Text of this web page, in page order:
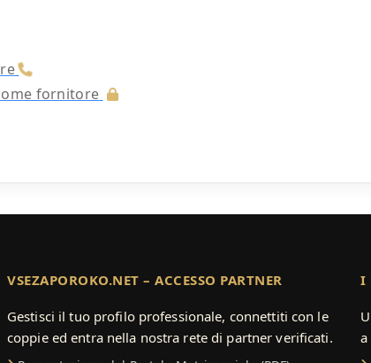
fornitore
VSEZAPOROKO.NET – ACCESSO PARTNER
Gestisci il tuo profilo professionale, connettiti con le
coppie ed entra nella nostra rete di partner verificati.
I